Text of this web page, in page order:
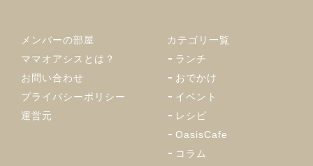
メンバーの部屋
ママオアシスとは？
お問い合わせ
プライバシーポリシー
運営元
カテゴリ一覧
ランチ
おでかけ
イベント
レシピ
OasisCafe
コラム